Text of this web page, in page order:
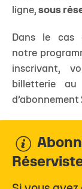
ligne, sous
Dans le cas
notre
inscrivant,
billetterie
d’abonnement